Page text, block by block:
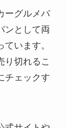
ーグルメパ
ンとして両
います。
り切れるこ
チェックす